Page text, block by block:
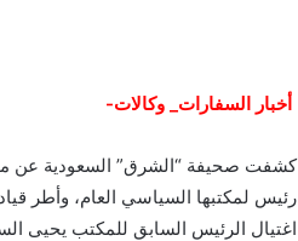
أخبار السفارات_ وكالات-
كشفت صحيفة “الشرق” السعودية عن
رئيس لمكتبها السياسي العام، وأطر
اغتيال الرئيس السابق للمكتب يحيى